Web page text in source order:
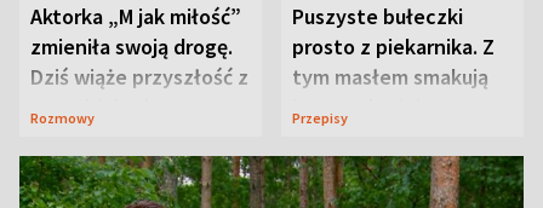
Aktorka „M jak miłość”
zmieniła swoją drogę.
Dziś wiąże przyszłość z
neurobiologią
Rozmowy
Puszyste bułeczki
prosto z piekarnika. Z
tym masłem smakują
jeszcze lepiej
Przepisy